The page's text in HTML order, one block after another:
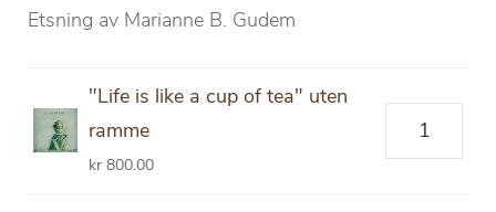
Etsning av Marianne B. Gudem
"Life is like a cup of tea" uten
ramme
kr 800.00
"Life
is